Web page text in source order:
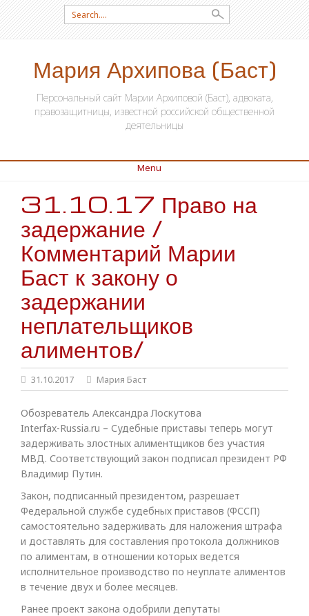
Search for:
Мария Архипова (Баст)
Персональный сайт Марии Архиповой (Баст), адвоката,
правозащитницы, известной российской общественной
деятельницы
Menu
SKIP TO CONTENT
31.10.17 Право на
задержание /
Комментарий Марии
Баст к закону о
задержании
неплательщиков
алиментов/
31.10.2017 Мария Баст
Обозреватель Александра Лоскутова
Interfax-Russia.ru – Судебные приставы теперь могут
задерживать злостных алиментщиков без участия
МВД. Соответствующий закон подписал президент РФ
Владимир Путин.
Закон, подписанный президентом, разрешает
Федеральной службе судебных приставов (ФССП)
самостоятельно задерживать для наложения штрафа
и доставлять для составления протокола должников
по алиментам, в отношении которых ведется
исполнительное производство по неуплате алиментов
в течение двух и более месяцев.
Ранее проект закона одобрили депутаты